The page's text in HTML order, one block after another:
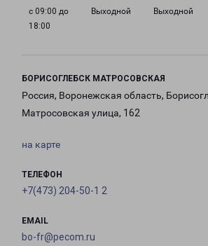
с 09:00 до
18:00
Выходной Выходной
БОРИСОГЛЕБСК МАТРОСОВСКАЯ
Россия, Воронежская область,
Матросовская улица, 162
на карте
ТЕЛЕФОН
+7(473) 204-50-1 2
EMAIL
bo-fr@pecom.ru